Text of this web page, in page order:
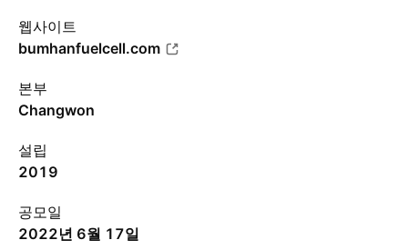
웹사이트
bumhanfuelcell.com
본부
Changwon
설립
2019
공모일
2022년 6월 17일